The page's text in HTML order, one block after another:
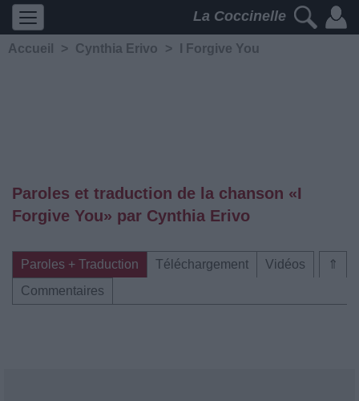
La Coccinelle
Accueil > Cynthia Erivo > I Forgive You
Paroles et traduction de la chanson «I
Forgive You» par Cynthia Erivo
⇑
Paroles + Traduction Téléchargement
Vidéos
Commentaires